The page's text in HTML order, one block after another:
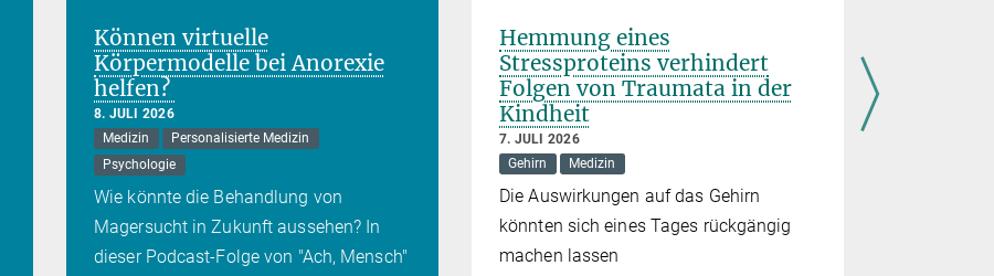
Können virtuelle
Körpermodelle bei Anorexie
helfen?
8. JULI 2026
Medizin
Personalisierte Medizin
Psychologie
Wie könnte die Behandlung von
Magersucht in Zukunft aussehen? In
dieser Podcast-Folge von "Ach, Mensch"
Hemmung eines
Stressproteins verhindert
Folgen von Traumata in der
Kindheit
7. JULI 2026
Gehirn
Medizin
Die Auswirkungen auf das Gehirn
könnten sich eines Tages rückgängig
machen lassen